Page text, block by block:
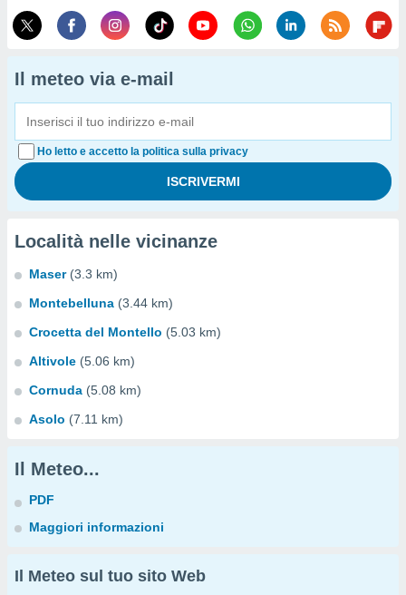
Il meteo via e-mail
Ho letto e accetto la politica sulla privacy
Località nelle vicinanze
Maser (3.3 km)
Montebelluna (3.44 km)
Crocetta del Montello (5.03 km)
Altivole (5.06 km)
Cornuda (5.08 km)
Asolo (7.11 km)
Il Meteo...
PDF
Maggiori informazioni
Il Meteo sul tuo sito Web